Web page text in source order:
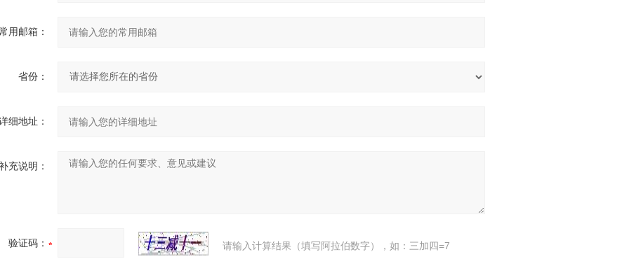
用邮箱：
省份：
细地址：
充说明：
验证码： 请输入计算结果（填写阿拉伯数字），如：三加四=7